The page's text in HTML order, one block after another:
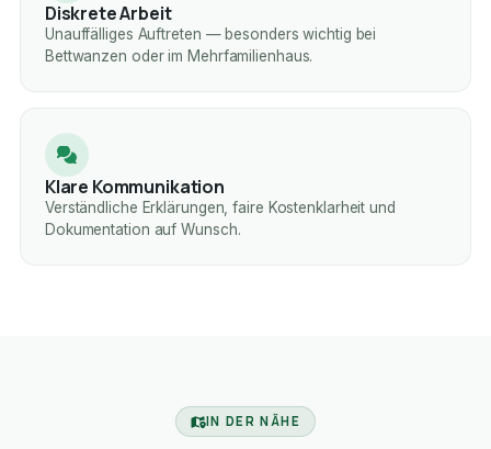
Diskrete Arbeit
Unauffälliges Auftreten — besonders wichtig bei
Bettwanzen oder im Mehrfamilienhaus.
Klare Kommunikation
Verständliche Erklärungen, faire Kostenklarheit und
Dokumentation auf Wunsch.
IN DER NÄHE